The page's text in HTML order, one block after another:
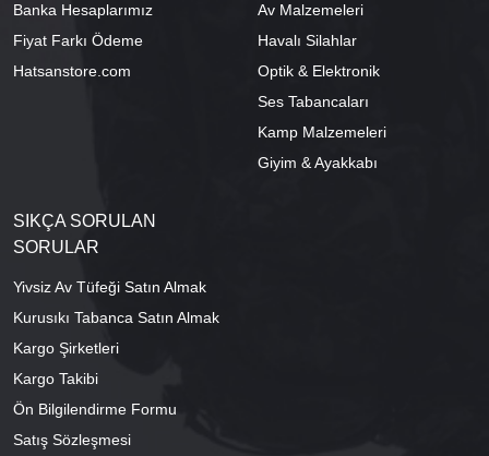
Banka Hesaplarımız
Fiyat Farkı Ödeme
Hatsanstore.com
Av Malzemeleri
Havalı Silahlar
Optik & Elektronik
Ses Tabancaları
Kamp Malzemeleri
Giyim & Ayakkabı
SIKÇA SORULAN
SORULAR
Yivsiz Av Tüfeği Satın Almak
Kurusıkı Tabanca Satın Almak
Kargo Şirketleri
Kargo Takibi
Ön Bilgilendirme Formu
Satış Sözleşmesi